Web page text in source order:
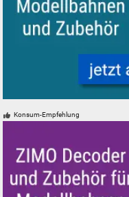
Konsum-Empfehlung